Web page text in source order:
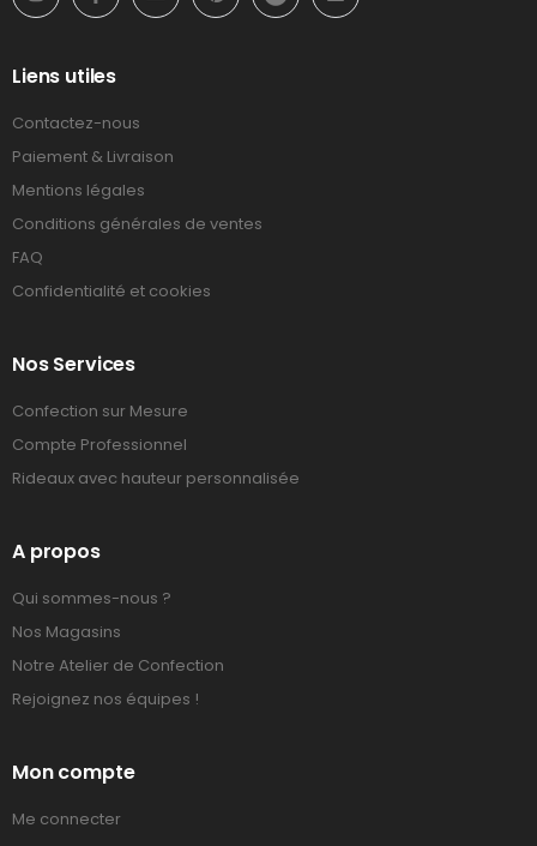
Liens utiles
Contactez-nous
Paiement & Livraison
Mentions légales
Conditions générales de ventes
FAQ
Confidentialité et cookies
Nos Services
Confection sur Mesure
Compte Professionnel
Rideaux avec hauteur personnalisée
A propos
Qui sommes-nous ?
Nos Magasins
Notre Atelier de Confection
Rejoignez nos équipes !
Mon compte
Me connecter